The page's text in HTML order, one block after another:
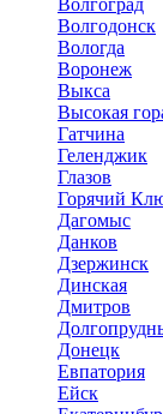
Волгодонск
Вологда
Воронеж
Выкса
Высокая
Гатчина
Геленджик
Глазов
Горячий
Дагомыс
Данков
Дзержинск
Динская
Дмитров
Донецк
Евпатория
Ейск